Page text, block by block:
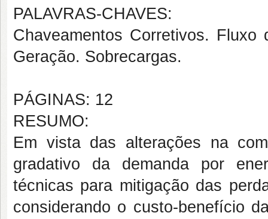
PALAVRAS-CHAVES:
Chaveamentos Corretivos.
Geração. Sobrecargas.
PÁGINAS: 12
RESUMO:
Em vista das alterações na
gradativo da demanda por
técnicas para mitigação das
considerando o custo-benefício